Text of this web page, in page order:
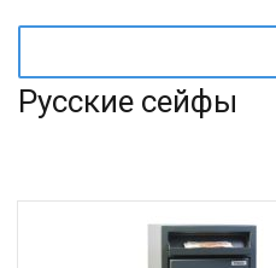
Русские сейфы